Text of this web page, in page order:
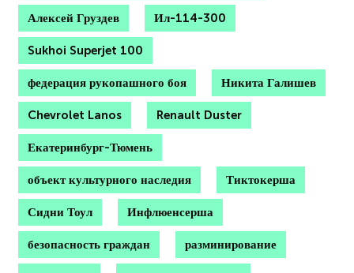
Алексей Груздев Ил-114-300
Sukhoi Superjet 100
федерация рукопашного боя Никита Галишев
Chevrolet Lanos Renault Duster
Екатеринбург-Тюмень
объект культурного наследия Тиктокерша
Сидни Тоул Инфлюенсерша
безопасность граждан разминирование